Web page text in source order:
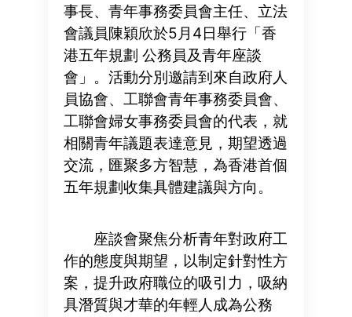
事長、青年事務委員會主任、立法
會議員陳穎欣於5月4日舉行「香
港五年規劃 公務員及青年座談
會」。活動分別邀請到來自政府人
員協會、工聯會青年事務委員會、
工聯會婦女事務委員會的代表，就
相關青年議題表達意見，期望透過
交流，匯聚多方智慧，為香港首個
五年規劃收集具體建議與方向。
座談會聚焦分析青年對政府工
作的態度與期望，以制定針對性方
案，提升政府職位的吸引力，吸納
具潛質與才華的年輕人成為公務